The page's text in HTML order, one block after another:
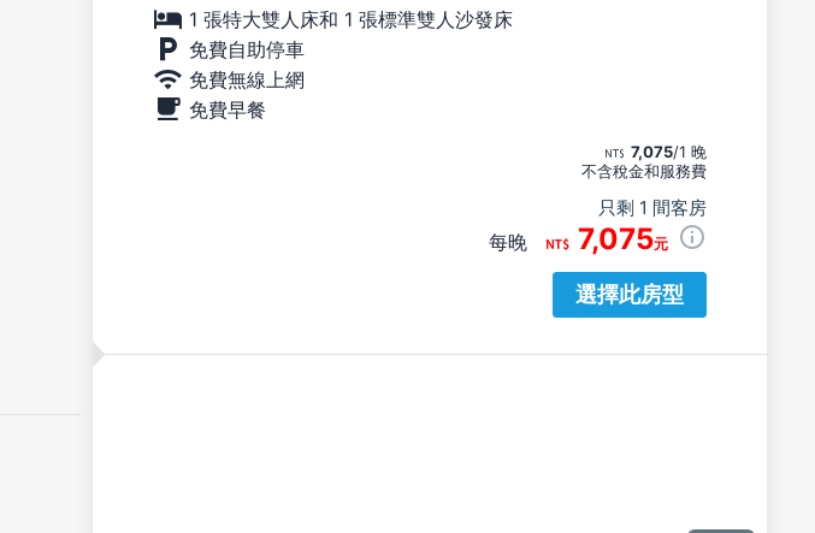
1 張特大雙人床和 1 張標準雙人沙發床
免費自助停車
免費無線上網
免費早餐
7,075/1 晚
不含稅金和服務費
只剩 1 間客房
每晚 7,075元
選擇此房型